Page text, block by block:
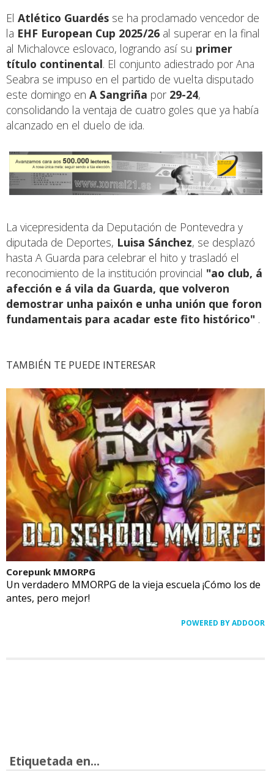
El Atlético Guardés se ha proclamado vencedor de
la EHF European Cup 2025/26 al superar en la final
al Michalovce eslovaco, logrando así su primer
título continental. El conjunto adiestrado por Ana
Seabra se impuso en el partido de vuelta disputado
este domingo en A Sangriña por 29-24,
consolidando la ventaja de cuatro goles que ya había
alcanzado en el duelo de ida.
La vicepresidenta da Deputación de Pontevedra y
diputada de Deportes, Luisa Sánchez, se desplazó
hasta A Guarda para celebrar el hito y trasladó el
reconocimiento de la institución provincial "ao club, á
afección e á vila da Guarda, que volveron
demostrar unha paixón e unha unión que foron
fundamentais para acadar este fito histórico" .
TAMBIÉN TE PUEDE INTERESAR
Corepunk MMORPG
Un verdadero MMORPG de la vieja escuela ¡Cómo los de
antes, pero mejor!
POWERED BY ADDOOR
Etiquetada en...